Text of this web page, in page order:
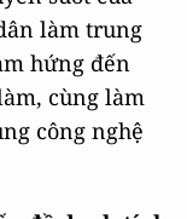
làm trung
hứng đến
cùng làm
công nghệ